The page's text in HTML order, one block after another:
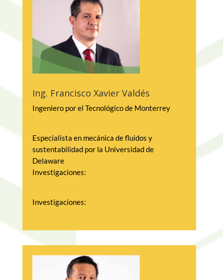
Ing. Francisco Xavier Valdés
Ingeniero por el Tecnológico de Monterrey
Especialista en mecánica de fluidos y
sustentabilidad por la Universidad de
Delaware
Investigaciones:
Investigaciones:
– Creador del Sistema de Riego más
eficiente de riego del país
– Desarrollador de la tecnología de Bio-
Reactores Multi-Media (MMBR), Plantas
Orgánicas de Recuperación de Recursos de